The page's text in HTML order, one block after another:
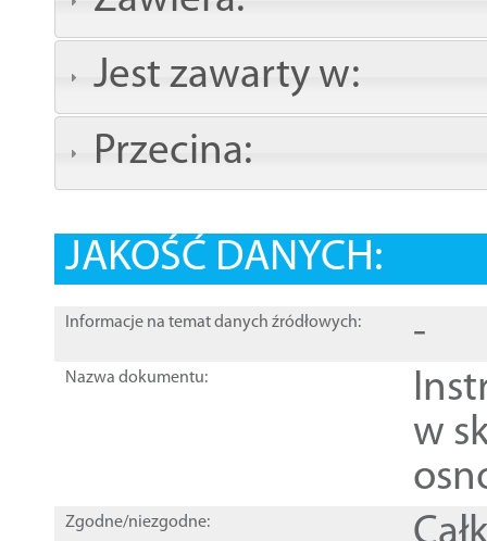
Jest zawarty w:
Przecina:
JAKOŚĆ DANYCH:
Informacje na temat danych źródłowych: -
Nazwa dokumentu:
w
Zgodne/niezgodne: